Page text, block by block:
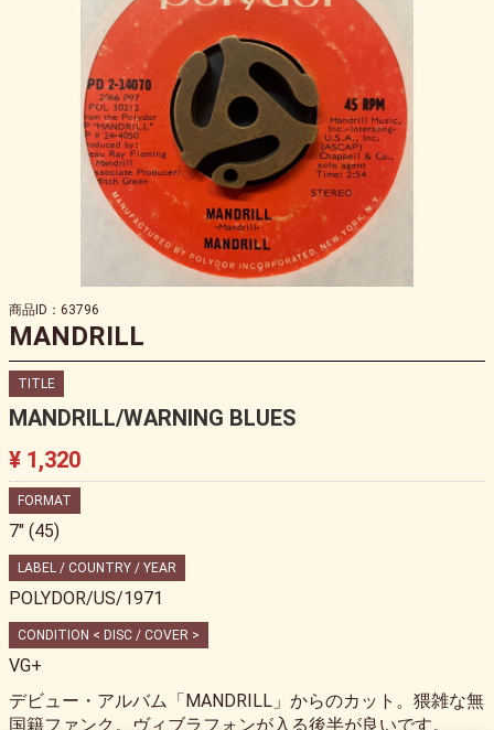
商品ID：63796
MANDRILL
TITLE
MANDRILL/WARNING BLUES
¥ 1,320
FORMAT
7" (45)
LABEL / COUNTRY / YEAR
POLYDOR/US/1971
CONDITION < DISC / COVER >
VG+
デビュー・アルバム「MANDRILL」からのカット。猥雑な無
国籍ファンク。ヴィブラフォンが入る後半が良いです。